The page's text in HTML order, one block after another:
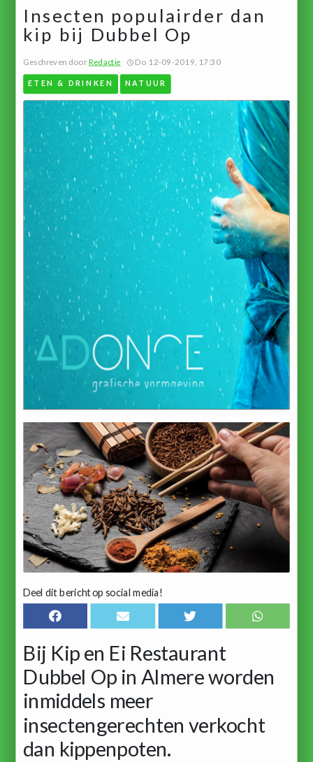
Insecten populairder dan
kip bij Dubbel Op
Geschreven doorRedactie Do 12-09-2019, 17:30
ETEN & DRINKEN NATUUR
Deel dit bericht op social media!
Bij Kip en Ei Restaurant
Dubbel Op in Almere worden
inmiddels meer
insectengerechten verkocht
dan kippenpoten.